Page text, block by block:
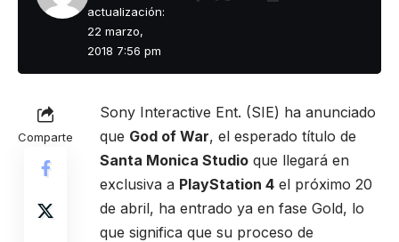
actualización:
22 marzo,
2018 7:56 pm
Comparte
Sony Interactive Ent. (SIE) ha anunciado
que God of War, el esperado título de
Santa Monica Studio que llegará en
exclusiva a PlayStation 4 el próximo 20
de abril, ha entrado ya en fase Gold, lo
que significa que su proceso de